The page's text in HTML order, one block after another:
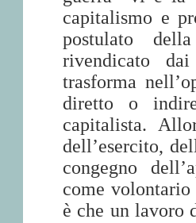
capitalismo e
postulato
rivendicato
trasforma
diretto o
capitalista.
dell’esercito,
congegno
come
è che un lavoro